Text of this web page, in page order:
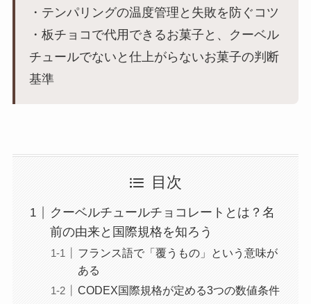
・テンパリングの温度管理と失敗を防ぐコツ
・板チョコで代用できるお菓子と、クーベル
チュールでないと仕上がらないお菓子の判断
基準
目次
クーベルチュールチョコレートとは？名
前の由来と国際規格を知ろう
フランス語で「覆うもの」という意味が
ある
CODEX国際規格が定める3つの数値条件